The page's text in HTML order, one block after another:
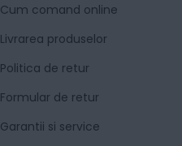
Cum comand online
Livrarea produselor
Politica de retur
Formular de retur
Garantii si service